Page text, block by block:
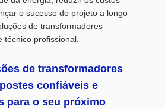
o sucesso do projeto a longo
de transformadores
técnico profissional.
de transformadores
confiáveis e
para o seu próximo